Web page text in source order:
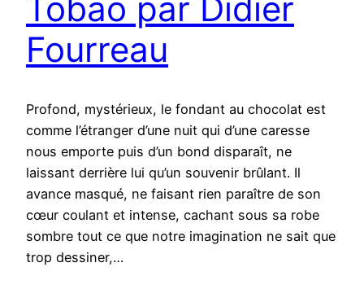
Tobao par Didier
Fourreau
Profond, mystérieux, le fondant au chocolat est
comme l’étranger d’une nuit qui d’une caresse
nous emporte puis d’un bond disparaît, ne
laissant derrière lui qu’un souvenir brûlant. Il
avance masqué, ne faisant rien paraître de son
cœur coulant et intense, cachant sous sa robe
sombre tout ce que notre imagination ne sait que
trop dessiner,…